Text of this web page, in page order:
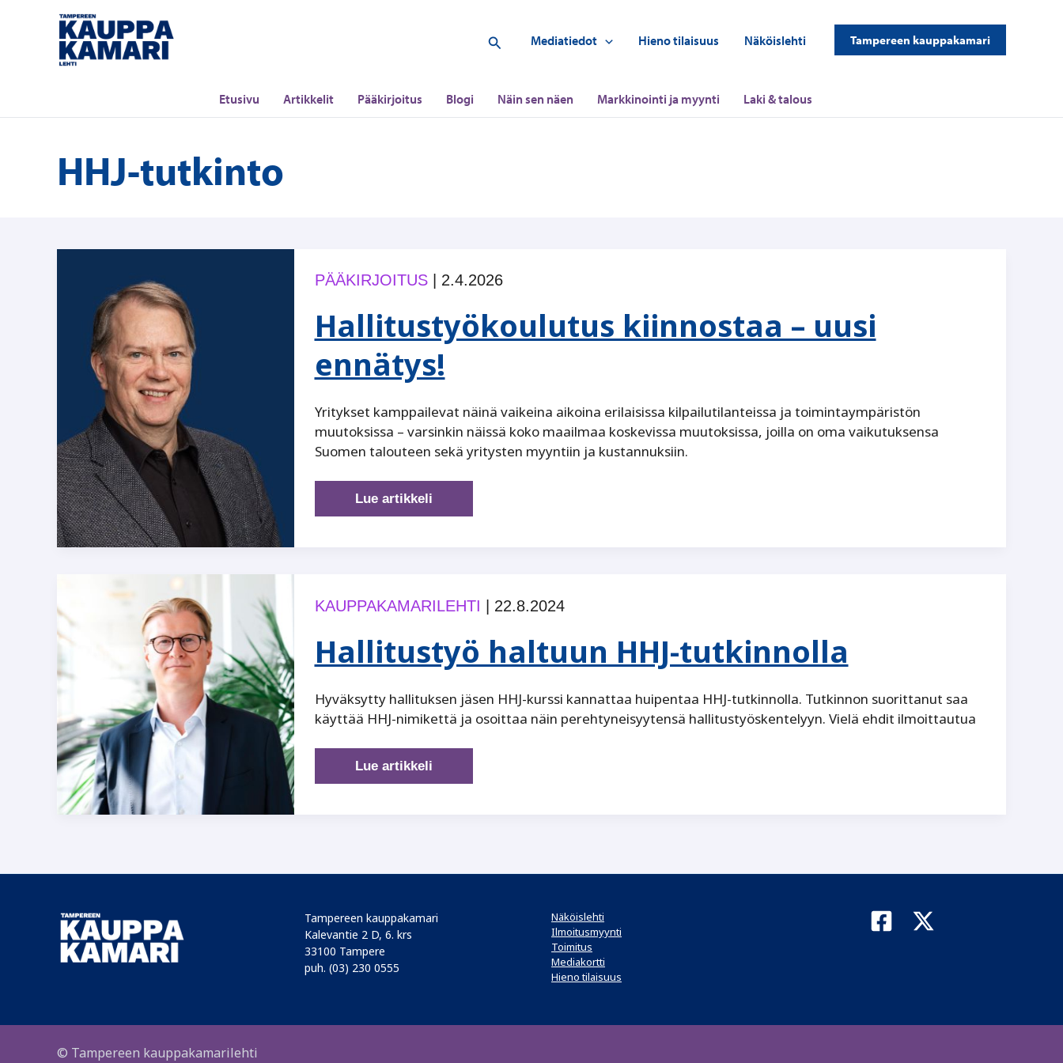
Hae Mediatiedot Hieno tilaisuus Näköislehti Tampereen kauppakamari
Etusivu Artikkelit Pääkirjoitus Blogi Näin sen näen Markkinointi ja myynti Laki & talous
HHJ-tutkinto
PÄÄKIRJOITUS| 2.4.2026
Hallitustyökoulutus kiinnostaa – uusi
ennätys!
Yritykset kamppailevat näinä vaikeina aikoina erilaisissa kilpailutilanteissa ja toimintaympäristön
muutoksissa – varsinkin näissä koko maailmaa koskevissa muutoksissa, joilla on oma vaikutuksensa
Suomen talouteen sekä yritysten myyntiin ja kustannuksiin.
Hallitustyökoulutus
kiinnostaa
Lue artikkeli
KAUPPAKAMARILEHTI 22.8.2024
Hallitustyö haltuun HHJ-tutkinnolla
Hyväksytty hallituksen jäsen HHJ-kurssi kannattaa huipentaa HHJ-tutkinnolla. Tutkinnon suorittanut saa
käyttää HHJ-nimikettä ja osoittaa näin perehtyneisyytensä hallitustyöskentelyyn. Vielä ehdit ilmoittautua
Hallitustyö
haltuun
Lue artikkeli
Tampereen kauppakamari
Kalevantie 2 D, 6. krs
33100 Tampere
puh. (03) 230 0555
Näköislehti
Ilmoitusmyynti
Toimitus
Mediakortti
Hieno tilaisuus
© Tampereen kauppakamarilehti